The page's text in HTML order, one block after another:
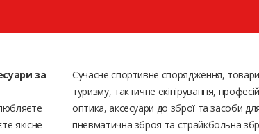
за
якісне
Сучасне спортивне спорядження,
туризму, тактичне екіпірування,
оптика, аксесуари до зброї та засоби
пневматична зброя та страйкбольна